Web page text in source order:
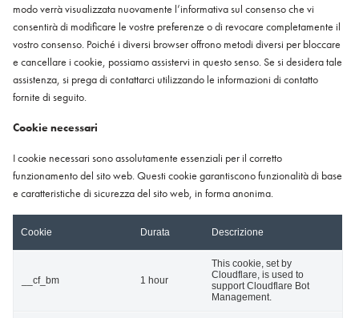
modo verrà visualizzata nuovamente l’informativa sul consenso che vi
consentirà di modificare le vostre preferenze o di revocare completamente il
vostro consenso. Poiché i diversi browser offrono metodi diversi per bloccare
e cancellare i cookie, possiamo assistervi in questo senso. Se si desidera tale
assistenza, si prega di contattarci utilizzando le informazioni di contatto
fornite di seguito.
Cookie necessari
I cookie necessari sono assolutamente essenziali per il corretto
funzionamento del sito web. Questi cookie garantiscono funzionalità di base
e caratteristiche di sicurezza del sito web, in forma anonima.
Cookie Durata Descrizione
__cf_bm 1 hour
This cookie, set by
Cloudflare, is used to
support Cloudflare Bot
Management.